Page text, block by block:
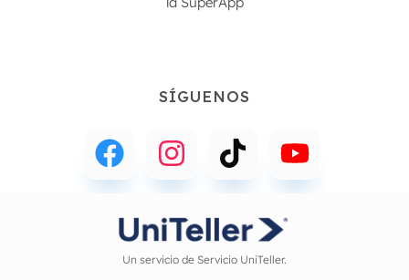
SÍGUENOS
Un servicio de Servicio UniTeller.